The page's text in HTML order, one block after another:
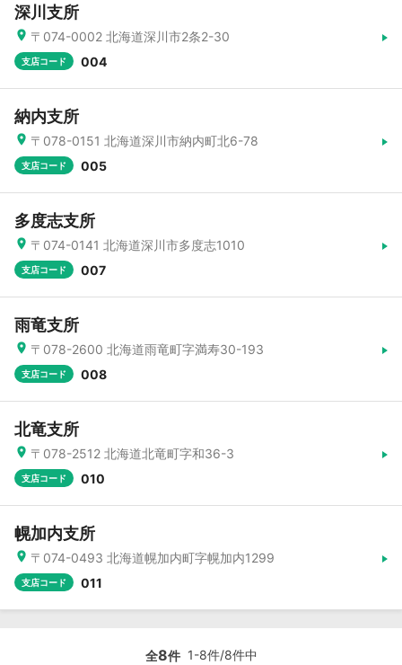
深川支所
〒074-0002 北海道深川市2条2-30
支店コード 004
納内支所
〒078-0151 北海道深川市納内町北6-78
支店コード 005
多度志支所
〒074-0141 北海道深川市多度志1010
支店コード 007
雨竜支所
〒078-2600 北海道雨竜町字満寿30-193
支店コード 008
北竜支所
〒078-2512 北海道北竜町字和36-3
支店コード 010
幌加内支所
〒074-0493 北海道幌加内町字幌加内1299
支店コード 011
全8件 1-8件/8件中